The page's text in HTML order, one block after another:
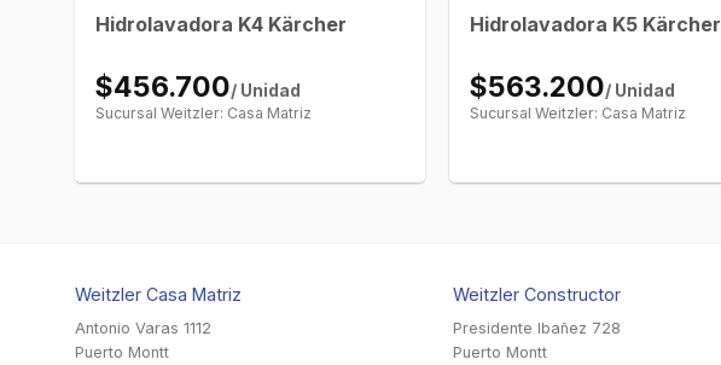
Hidrolavadora K4 Kärcher
$456.700/ Unidad
Sucursal Weitzler: Casa Matriz
Hidrolavadora K5 Kärcher
$563.200/ Unidad
Sucursal Weitzler: Casa Matriz
Weitzler Casa Matriz
Antonio Varas 1112
Puerto Montt
Weitzler Constructor
Presidente Ibañez 728
Puerto Montt